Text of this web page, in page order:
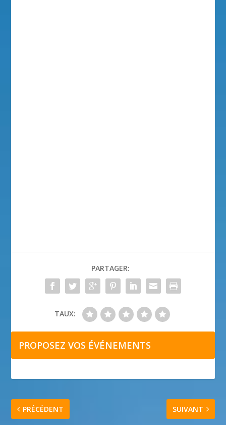
PARTAGER:
TAUX:
PROPOSEZ VOS ÉVÉNEMENTS
PRÉCÉDENT SUIVANT